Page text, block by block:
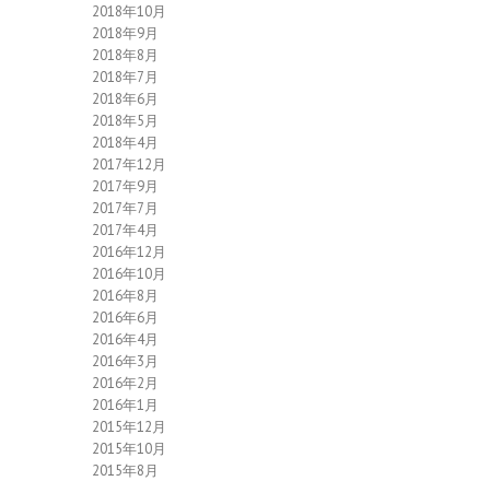
2018年10月
2018年9月
2018年8月
2018年7月
2018年6月
2018年5月
2018年4月
2017年12月
2017年9月
2017年7月
2017年4月
2016年12月
2016年10月
2016年8月
2016年6月
2016年4月
2016年3月
2016年2月
2016年1月
2015年12月
2015年10月
2015年8月